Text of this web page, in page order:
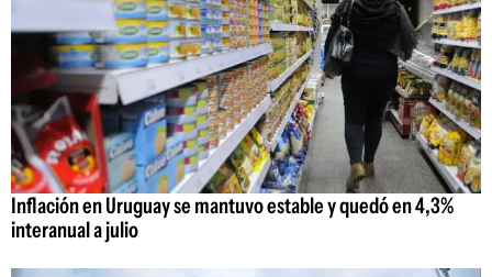
Inflación en Uruguay se mantuvo estable y quedó en 4,3%
interanual a julio